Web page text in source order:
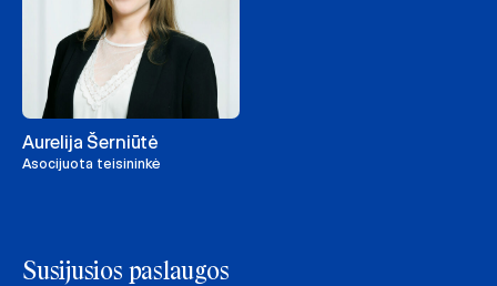
Aurelija Šerniūtė
Asocijuota teisininkė
Susijusios paslaugos